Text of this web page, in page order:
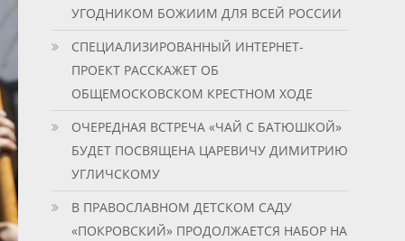
УГОДНИКОМ БОЖИИМ ДЛЯ ВСЕЙ РОССИИ
СПЕЦИАЛИЗИРОВАННЫЙ ИНТЕРНЕТ-
ПРОЕКТ РАССКАЖЕТ ОБ
ОБЩЕМОСКОВСКОМ КРЕСТНОМ ХОДЕ
ОЧЕРЕДНАЯ ВСТРЕЧА «ЧАЙ С БАТЮШКОЙ»
БУДЕТ ПОСВЯЩЕНА ЦАРЕВИЧУ ДИМИТРИЮ
УГЛИЧСКОМУ
В ПРАВОСЛАВНОМ ДЕТСКОМ САДУ
«ПОКРОВСКИЙ» ПРОДОЛЖАЕТСЯ НАБОР НА